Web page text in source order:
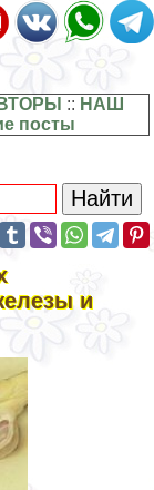
:: НАШ
посты
и